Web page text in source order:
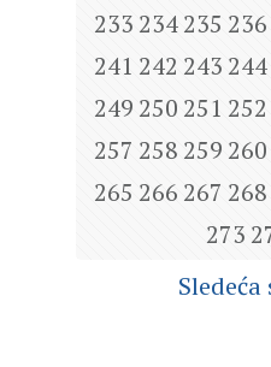
233 234235 236
241 242 243 244
249 250 251 252
257 258 259 260
265 266 267 268
273